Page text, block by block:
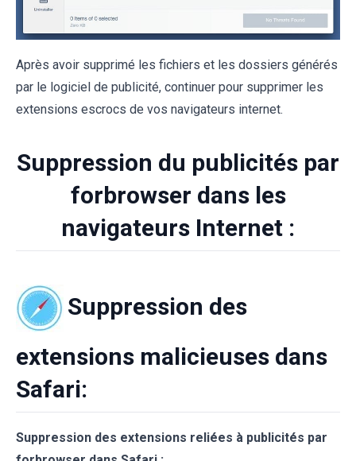
Après avoir supprimé les fichiers et les dossiers générés
par le logiciel de publicité, continuer pour supprimer les
extensions escrocs de vos navigateurs internet.
Suppression du publicités par
forbrowser dans les
navigateurs Internet :
Suppression des
extensions malicieuses dans
Safari:
Suppression des extensions reliées à publicités par